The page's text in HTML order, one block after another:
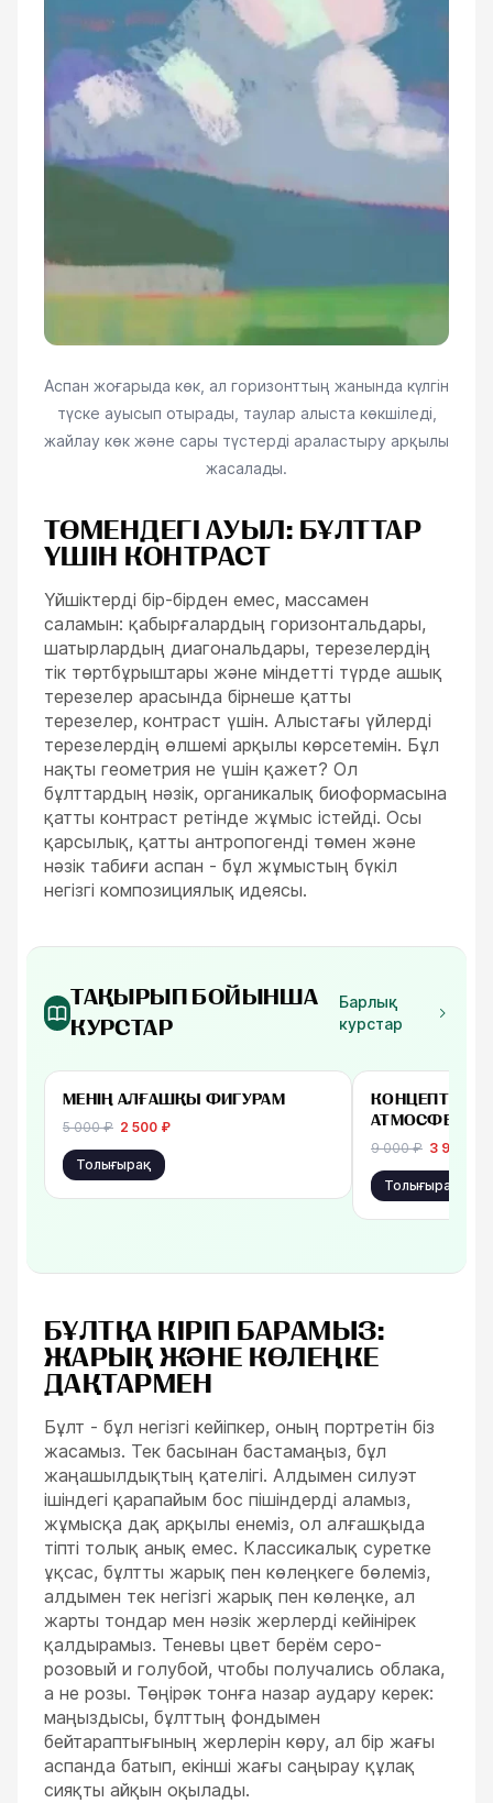
Аспан жоғарыда көк, ал горизонттың жанында күлгін
түске ауысып отырады, таулар алыста көкшіледі,
жайлау көк және сары түстерді араластыру арқылы
жасалады.
ТӨМЕНДЕГІ АУЫЛ: БҰЛТТАР
ҮШІН КОНТРАСТ
Үйшіктерді бір-бірден емес, массамен
саламын: қабырғалардың горизонтальдары,
шатырлардың диагональдары, терезелердің
тік төртбұрыштары және міндетті түрде ашық
терезелер арасында бірнеше қатты
терезелер, контраст үшін. Алыстағы үйлерді
терезелердің өлшемі арқылы көрсетемін. Бұл
нақты геометрия не үшін қажет? Ол
бұлттардың нәзік, органикалық биоформасына
қатты контраст ретінде жұмыс істейді. Осы
қарсылық, қатты антропогенді төмен және
нәзік табиғи аспан - бұл жұмыстың бүкіл
негізгі композициялық идеясы.
ТАҚЫРЫП БОЙЫНША
КУРСТАР
Барлық
курстар
бастап 2 500 ₽
МЕНІҢ АЛҒАШҚЫ ФИГУРАМ
5 000 ₽ 2 500 ₽
Толығырақ
бастап 3 900 ₽
КОНЦЕПТ
АТМОСФЕРА
9 000 ₽ 3 900
Толығырақ
БҰЛТҚА КІРІП БАРАМЫЗ:
ЖАРЫҚ ЖӘНЕ КӨЛЕҢКЕ
ДАҚТАРМЕН
Бұлт - бұл негізгі кейіпкер, оның портретін біз
жасамыз. Тек басынан бастамаңыз, бұл
жаңашылдықтың қателігі. Алдымен силуэт
ішіндегі қарапайым бос пішіндерді аламыз,
жұмысқа дақ арқылы енеміз, ол алғашқыда
тіпті толық анық емес. Классикалық суретке
ұқсас, бұлтты жарық пен көлеңкеге бөлеміз,
алдымен тек негізгі жарық пен көлеңке, ал
жарты тондар мен нәзік жерлерді кейінірек
қалдырамыз. Теневы цвет берём серо-
розовый и голубой, чтобы получались облака,
а не розы. Төңірәк тонға назар аудару керек:
маңыздысы, бұлттың фондымен
бейтараптығының жерлерін көру, ал бір жағы
аспанда батып, екінші жағы саңырау құлақ
сияқты айқын оқылады.